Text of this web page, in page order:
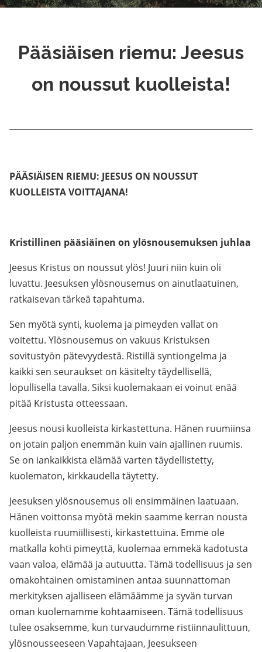
Pääsiäisen riemu: Jeesus
on noussut kuolleista!
PÄÄSIÄISEN RIEMU: JEESUS ON NOUSSUT
KUOLLEISTA VOITTAJANA!
Kristillinen pääsiäinen on ylösnousemuksen juhlaa
Jeesus Kristus on noussut ylös! Juuri niin kuin oli
luvattu. Jeesuksen ylösnousemus on ainutlaatuinen,
ratkaisevan tärkeä tapahtuma.
Sen myötä synti, kuolema ja pimeyden vallat on
voitettu. Ylösnousemus on vakuus Kristuksen
sovitustyön pätevyydestä. Ristillä syntiongelma ja
kaikki sen seuraukset on käsitelty täydellisellä,
lopullisella tavalla. Siksi kuolemakaan ei voinut enää
pitää Kristusta otteessaan.
Jeesus nousi kuolleista kirkastettuna. Hänen ruumiinsa
on jotain paljon enemmän kuin vain ajallinen ruumis.
Se on iankaikkista elämää varten täydellistetty,
kuolematon, kirkkaudella täytetty.
Jeesuksen ylösnousemus oli ensimmäinen laatuaan.
Hänen voittonsa myötä mekin saamme kerran nousta
kuolleista ruumiillisesti, kirkastettuina. Emme ole
matkalla kohti pimeyttä, kuolemaa emmekä kadotusta
vaan valoa, elämää ja autuutta. Tämä todellisuus ja sen
omakohtainen omistaminen antaa suunnattoman
merkityksen ajalliseen elämäämme ja syvän turvan
oman kuolemamme kohtaamiseen. Tämä todellisuus
tulee osaksemme, kun turvaudumme ristiinnaulittuun,
ylösnousseeseen Vapahtajaan, Jeesukseen